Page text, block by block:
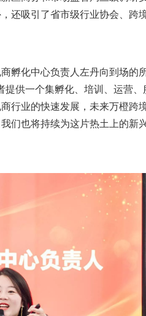
还吸引了省市级行业协会、跨
孵化中心负责人左丹向到场的
供一个集孵化、培训、运营、
行业的快速发展，未来万橙跨
们也将持续为这片热土上的新